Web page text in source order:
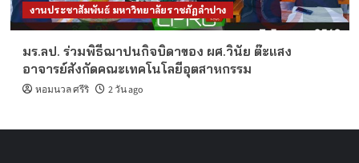
งานประชาสัมพันธ์ มหาวิทยาลัยราชภัฏลำปาง
มร.ลป. ร่วมพิธีฌาปนกิจบิดาของ ผศ.วินัย ต๊ะแสง
อาจารย์สังกัดคณะเทคโนโลยีอุตสาหกรรม
หอมนวล ศรีริ 2 วัน ago